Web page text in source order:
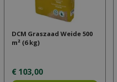
DCM Graszaad Weide 500
m² (6 kg)
€ 103,00